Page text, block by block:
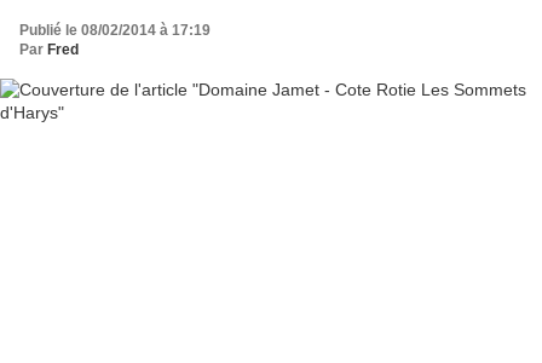
Publié le 08/02/2014 à 17:19
Par Fred